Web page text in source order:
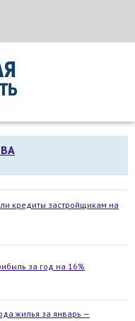
кредиты застройщикам на
за год на 16%
жилья за январь —